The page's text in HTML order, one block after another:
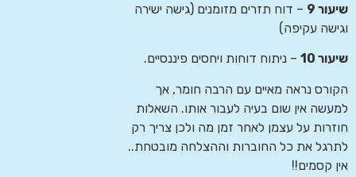
שיעור 9
– דוח תזרים מזומנים (גישה ישירה
וגישה עקיפה)
שיעור 10 – ניתוח דוחות ויחסים פיננסיים.
הקורס נראה מאיים עם הרבה חומר, אך
למעשה אין שום בעיה לעבור אותו. השאלות
חוזרות על עצמן לאחר זמן מה ולכן צריך רק
לתרגל את כל החוברות וההצלחה מובטחת..
אין קסמים!!